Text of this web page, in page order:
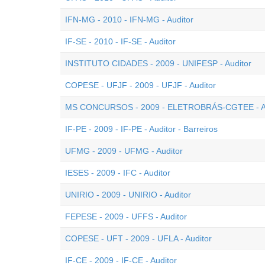
IFN-MG - 2010 - IFN-MG - Auditor
IF-SE - 2010 - IF-SE - Auditor
INSTITUTO CIDADES - 2009 - UNIFESP - Auditor
COPESE - UFJF - 2009 - UFJF - Auditor
MS CONCURSOS - 2009 - ELETROBRÁS-CGTEE -
IF-PE - 2009 - IF-PE - Auditor - Barreiros
UFMG - 2009 - UFMG - Auditor
IESES - 2009 - IFC - Auditor
UNIRIO - 2009 - UNIRIO - Auditor
FEPESE - 2009 - UFFS - Auditor
COPESE - UFT - 2009 - UFLA - Auditor
IF-CE - 2009 - IF-CE - Auditor